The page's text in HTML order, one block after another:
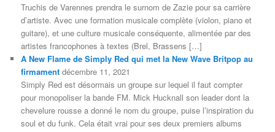
Truchis de Varennes prendra le surnom de Zazie pour sa carrière
d’artiste. Avec une formation musicale complète (violon, piano et
guitare), et une culture musicale conséquente, alimentée par des
artistes francophones à textes (Brel, Brassens […]
A New Flame de Simply Red qui met la New Wave Britpop au
firmament décembre 11, 2021
Simply Red est désormais un groupe sur lequel il faut compter
pour monopoliser la bande FM. Mick Hucknall son leader dont la
chevelure rousse a donné le nom du groupe, puise l’inspiration du
soul et du funk. Cela était vrai pour ses deux premiers albums